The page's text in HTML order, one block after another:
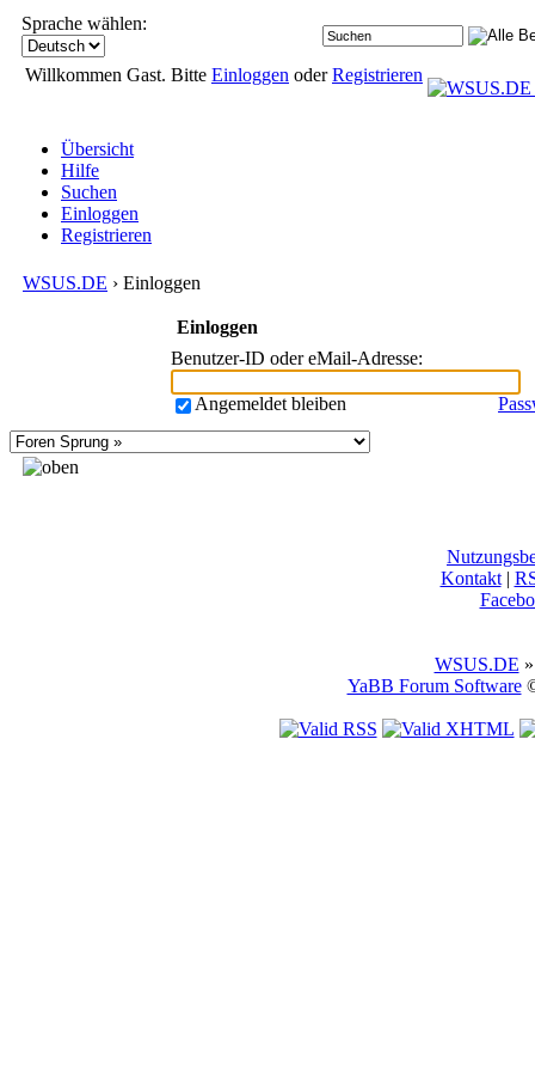
Sprache wählen:
Willkommen Gast. Bitte Einloggen oderRegistrieren
Übersicht
Hilfe
Suchen
Einloggen
Registrieren
WSUS.DE › Einloggen
Einloggen
Benutzer-ID oder eMail-Adresse:
Angemeldet bleiben
Kontakt|
WSUS.DE
YaBB Forum Software©